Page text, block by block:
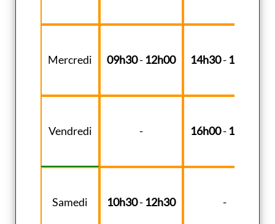
Mercredi 09h30- 12h00 14h30- 18h30
Vendredi - 16h00- 18h30
Samedi 10h30- 12h30 -